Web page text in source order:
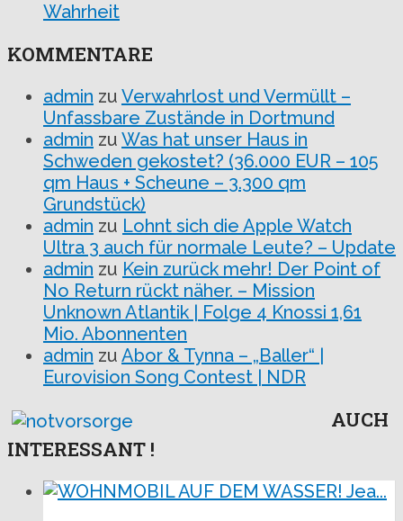
Wahrheit
KOMMENTARE
admin zu Verwahrlost und Vermüllt –
Unfassbare Zustände in Dortmund
admin zu Was hat unser Haus in
Schweden gekostet? (36.000 EUR – 105
qm Haus + Scheune – 3.300 qm
Grundstück)
admin zu Lohnt sich die Apple Watch
Ultra 3 auch für normale Leute? – Update
admin zu Kein zurück mehr! Der Point of
No Return rückt näher. – Mission
Unknown Atlantik | Folge 4 Knossi 1,61
Mio. Abonnenten
admin zu Abor & Tynna – „Baller“ |
Eurovision Song Contest | NDR
AUCH
INTERESSANT !